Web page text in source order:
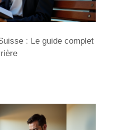
: Le guide complet